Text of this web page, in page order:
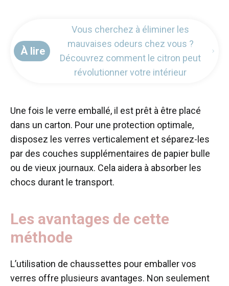
À lire
Vous cherchez à éliminer les
mauvaises odeurs chez vous ?
Découvrez comment le citron peut
révolutionner votre intérieur
Une fois le verre emballé, il est prêt à être placé
dans un carton. Pour une protection optimale,
disposez les verres verticalement et séparez-les
par des couches supplémentaires de papier bulle
ou de vieux journaux. Cela aidera à absorber les
chocs durant le transport.
Les avantages de cette
méthode
L’utilisation de chaussettes pour emballer vos
verres offre plusieurs avantages. Non seulement